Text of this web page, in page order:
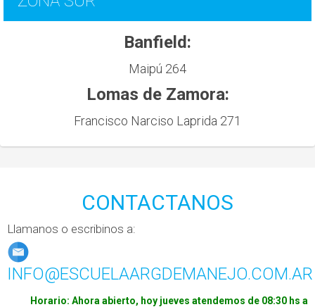
Banfield:
Maipú 264
Lomas de Zamora:
Francisco Narciso Laprida 271
CONTACTANOS
Llamanos o escribinos a:
INFO@ESCUELAARGDEMANEJO.COM.AR
Horario: Ahora abierto, hoy jueves atendemos de 08:30 hs a